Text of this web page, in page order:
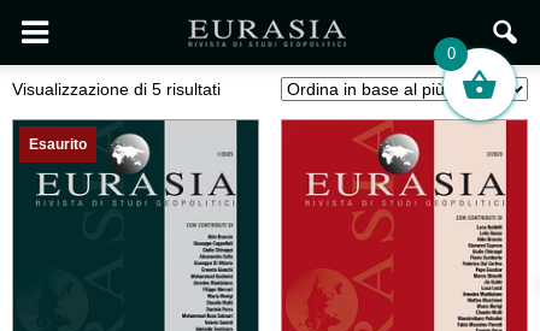
Visualizzazione di 5 risultatiOrdina
più
Esaurito
0